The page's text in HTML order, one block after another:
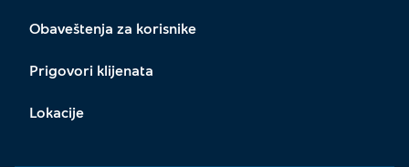
Obaveštenja za korisnike
Prigovori klijenata
Lokacije